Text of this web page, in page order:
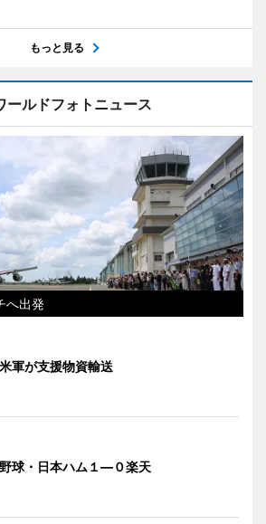
もっと見る
ールドフォトニュース
へ出発
軍が支援物資輸送
球・日本ハム１―０楽天